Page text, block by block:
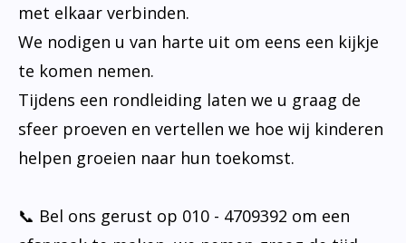
met elkaar verbinden.
We nodigen u van harte uit om eens een kijkje
te komen nemen.
Tijdens een rondleiding laten we u graag de
sfeer proeven en vertellen we hoe wij kinderen
helpen groeien naar hun toekomst.
📞 Bel ons gerust op 010 - 4709392 om een